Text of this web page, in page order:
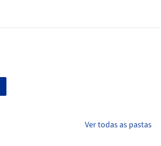
Ver todas as pastas